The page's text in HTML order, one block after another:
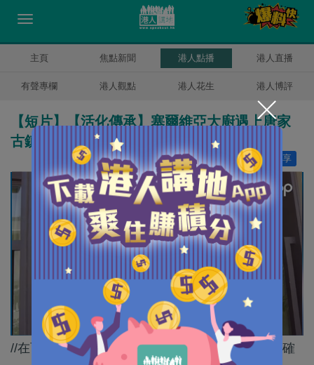
主頁 焦點新聞 港人點播 港人直播
有聲專欄 港人觀點 港人花生 港人博評
【短片】【活化傳承】塞爾維亞大廚遇上唐家
古鎮 中西古今交融譜視覺味蕾盛宴
分享
讚好 15
//在百年嶺南老宅裡面，品嚐到地中海飲食文化，確